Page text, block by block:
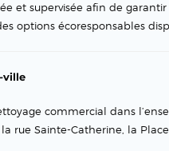
et supervisée afin de
options écoresponsables
ville
commercial dans
rue Sainte-Catherine, la